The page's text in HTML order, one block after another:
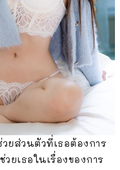
ยส่วนตัวที่เธอต้องการ
ยเธอในเรื่องของการ